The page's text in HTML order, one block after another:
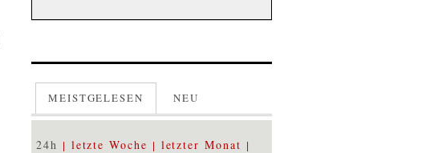
MEISTGELESEN NEU
24h letzte Woche letzter Monat